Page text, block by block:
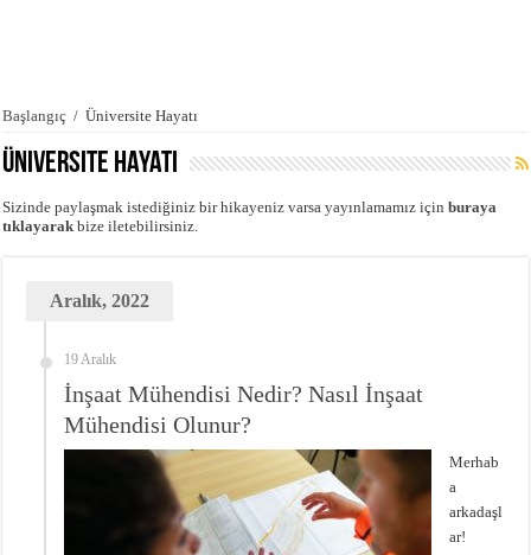
Başlangıç / Üniversite Hayatı
Üniversite Hayatı
Sizinde paylaşmak istediğiniz bir hikayeniz varsa yayınlamamız içinburaya
tıklayarak bize iletebilirsiniz.
Aralık, 2022
19 Aralık
İnşaat Mühendisi Nedir? Nasıl İnşaat
Mühendisi Olunur?
Merhab
a
arkadaşl
ar!